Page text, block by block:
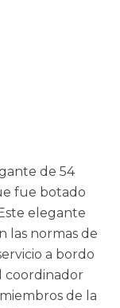
de 54
fue botado
elegante
las normas de
a bordo
coordinador
de la